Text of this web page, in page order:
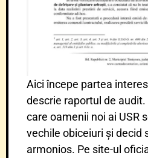
Aici începe partea
descrie raportul de
care oamenii noi ai USR
vechile obiceiuri și decid
armonios. Pe site-ul